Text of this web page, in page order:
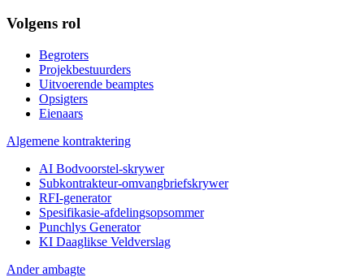
Volgens rol
Begroters
Projekbestuurders
Uitvoerende beamptes
Opsigters
Eienaars
Algemene kontraktering
AI Bodvoorstel-skrywer
Subkontrakteur-omvangbriefskrywer
RFI-generator
Spesifikasie-afdelingsopsommer
Punchlys Generator
KI Daaglikse Veldverslag
Ander ambagte